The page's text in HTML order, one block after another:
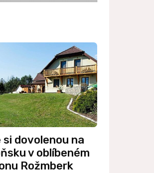
dovolenou na
v oblíbeném
Rožmberk